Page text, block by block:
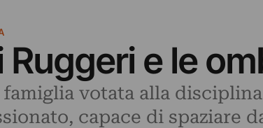
Ruggeri e le
votata alla
capace di spaziare